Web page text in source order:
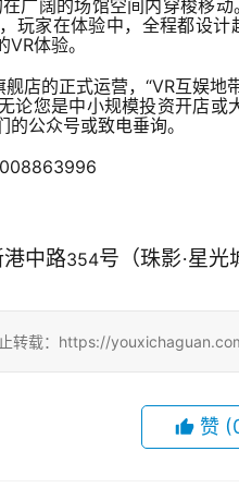
广阔的场馆空间内穿梭移
玩家在体验中，全程都设
体验。
店的正式运营，“VR互娱
论您是中小规模投资开店
公众号或致电垂询。
中路354号（珠影·星光
转载：https://
赞